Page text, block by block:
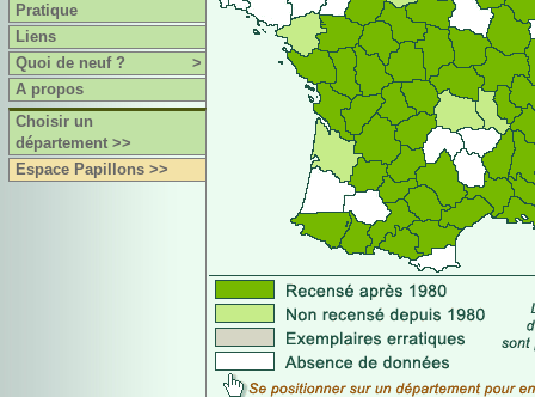
Pratique
Liens
Quoi de neuf ?
>
A propos
Choisir un
département >>
Espace Papillons >>